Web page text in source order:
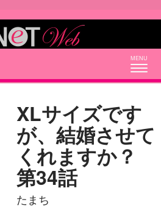
XLサイズです
が、結婚させて
くれますか？
第34話
たまち